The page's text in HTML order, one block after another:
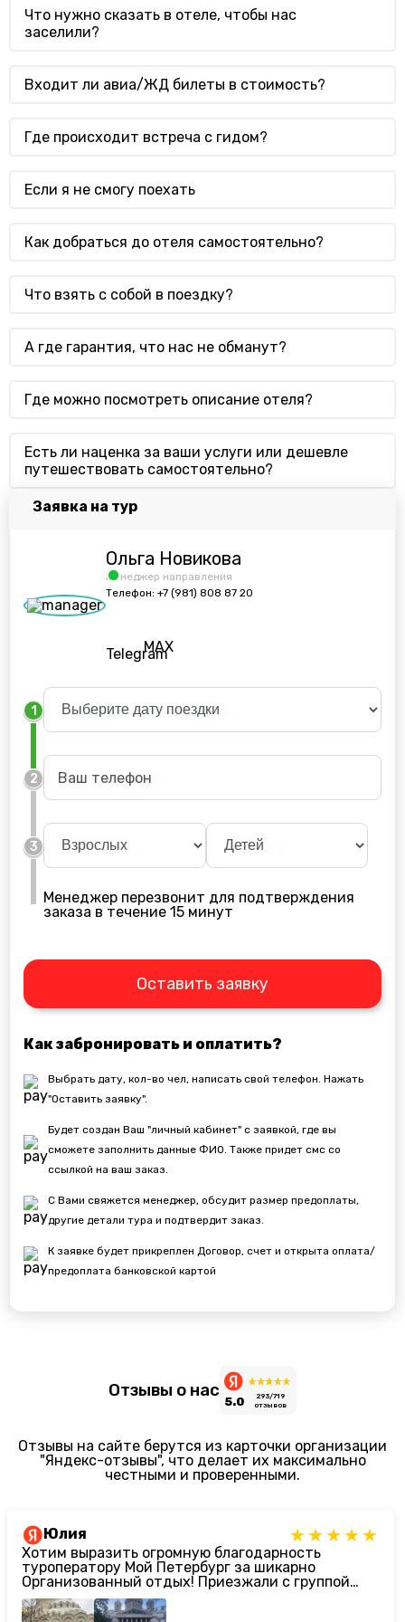
Что нужно сказать в отеле, чтобы нас
заселили?
Входит ли авиа/ЖД билеты в стоимость?
Где происходит встреча с гидом?
Если я не смогу поехать
Как добраться до отеля самостоятельно?
Что взять с собой в поездку?
А где гарантия, что нас не обманут?
Где можно посмотреть описание отеля?
Есть ли наценка за ваши услуги или дешевле
путешествовать самостоятельно?
Заявка на тур
Ольга Новикова
Менеджер направления
Телефон:+7 (981) 808 87 20
Telegram
MAX
1
2
3
Менеджер перезвонит для подтверждения
заказа в течение 15 минут
Оставить заявку
Как забронировать и оплатить?
Выбрать дату, кол-во чел, написать свой телефон. Нажать
"Оставить заявку".
Будет создан Ваш "личный кабинет" с заявкой, где вы
сможете заполнить данные ФИО. Также придет смс со
ссылкой на ваш заказ.
С Вами свяжется менеджер, обсудит размер предоплаты,
другие детали тура и подтвердит заказ.
К заявке будет прикреплен Договор, счет и открыта оплата/
предоплата банковской картой
Отзывы о нас
5.0
293/719
отзывов
Отзывы на сайте берутся из карточки организации
"Яндекс-отзывы", что делает их максимально
честными и проверенными.
Юлия
Хотим выразить огромную благодарность
туроператору Мой Петербург за шикарно
Организованный отдых! Приезжали с группой
девятиклассников. Ребят сейчас сложно чем-то
заинтересовать, но нам подобрали